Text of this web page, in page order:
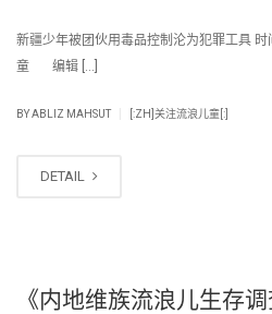
新疆少年被团伙用毒品控制沦为犯罪工具
童 编辑 […]
BYABLIZ MAHSUT [:ZH]关注流浪儿童[:]
DETAIL
《内地维族流浪儿生存